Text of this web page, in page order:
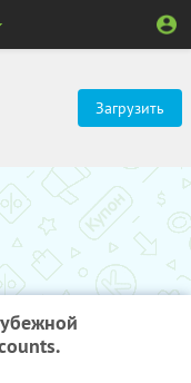
Загрузить